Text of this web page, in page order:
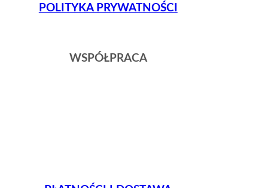
POLITYKA PRYWATNOŚCI
WSPÓŁPRACA